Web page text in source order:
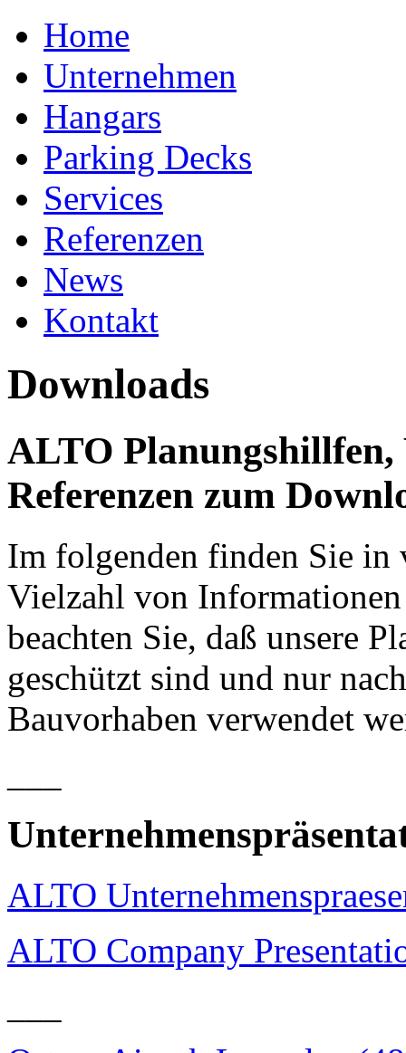
Home
Unternehmen
Hangars
Parking Decks
Services
Referenzen
News
Kontakt
Downloads
ALTO
Referenzen zum
Im folgenden finden Sie in
Vielzahl von
beachten Sie, daß unsere
geschützt sind und nur
Bauvorhaben verwendet
ALTO
ALTO Company